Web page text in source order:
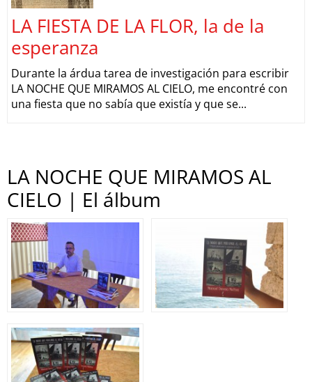
LA FIESTA DE LA FLOR, la de la
esperanza
Durante la árdua tarea de investigación para escribir
LA NOCHE QUE MIRAMOS AL CIELO, me encontré con
una fiesta que no sabía que existía y que se...
LA NOCHE QUE MIRAMOS AL
CIELO | El álbum